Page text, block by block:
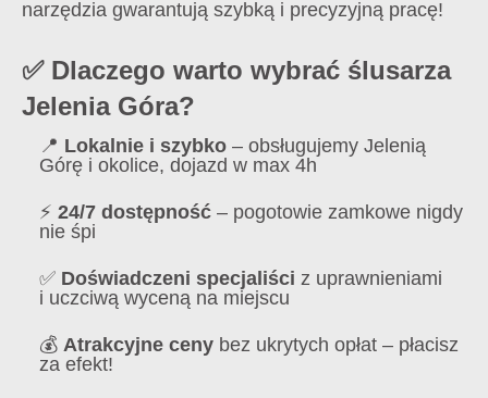
narzędzia gwarantują szybką i precyzyjną pracę!
✅ Dlaczego warto wybrać ślusarza
Jelenia Góra?
📍 Lokalnie i szybko – obsługujemy Jelenią
Górę i okolice, dojazd w max 4h
⚡ 24/7 dostępność – pogotowie zamkowe nigdy
nie śpi
✅ Doświadczeni specjaliści z uprawnieniami
i uczciwą wyceną na miejscu
💰 Atrakcyjne ceny bez ukrytych opłat – płacisz
za efekt!